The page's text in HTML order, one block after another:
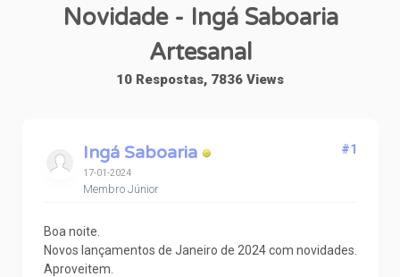
Novidade - Ingá Saboaria
Artesanal
10 Respostas, 7836 Views
Ingá Saboaria
17-01-2024
Membro Júnior
#1
Boa noite.
Novos lançamentos de Janeiro de 2024 com novidades.
Aproveitem.